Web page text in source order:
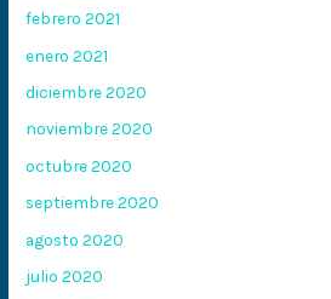
febrero 2021
enero 2021
diciembre 2020
noviembre 2020
octubre 2020
septiembre 2020
agosto 2020
julio 2020